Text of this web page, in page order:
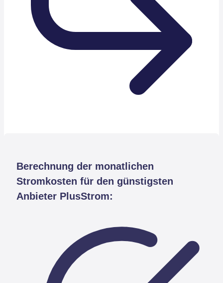
Berechnung der monatlichen
Stromkosten für den günstigsten
Anbieter PlusStrom: